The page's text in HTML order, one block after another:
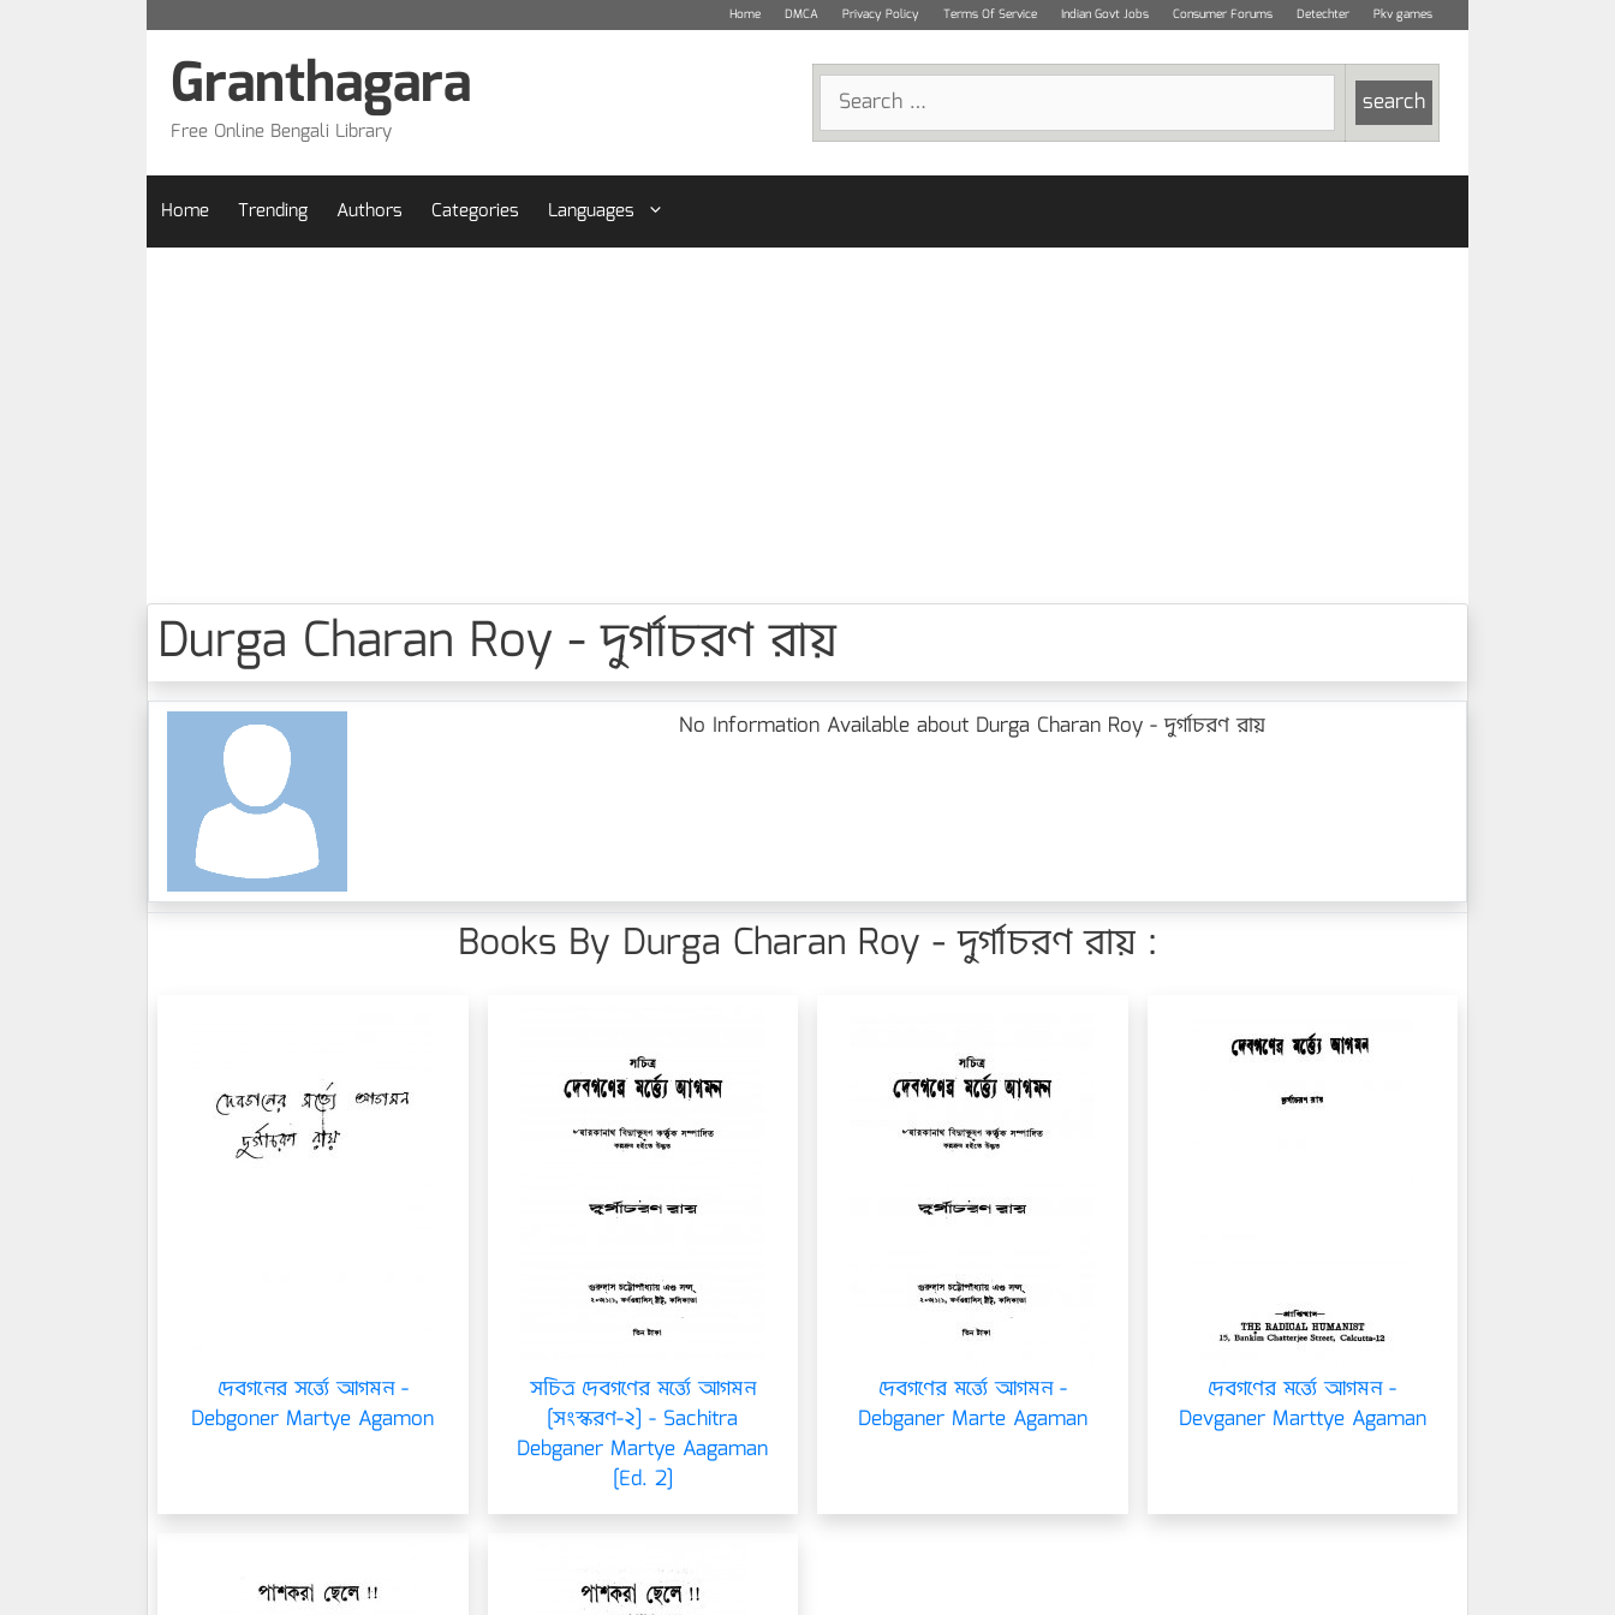
Home DMCA Privacy Policy Terms Of Service Indian Govt Jobs Consumer Forums Detechter Pkv games
Search
for:
Granthagara
Free Online Bengali Library
Home Trending Authors Categories Languages
Durga Charan Roy - দুর্গাচরণ রায়
No Information Available about Durga Charan Roy - দুর্গাচরণ রায়
Books By Durga Charan Roy - দুর্গাচরণ রায় :
দেবগনের সর্ত্ত্যে আগমন -
Debgoner Martye Agamon
সচিত্র দেবগণের মর্ত্ত্যে আগমন
[সংস্করণ-২] - Sachitra
Debganer Martye Aagaman
[Ed. 2]
দেবগণের মর্ত্ত্যে আগমন -
Debganer Marte Agaman
দেবগণের মর্ত্ত্যে আগমন -
Devganer Marttye Agaman